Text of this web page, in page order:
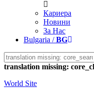
Кариера
Новини
За Нас
Bulgaria /BG
translation missing:
World Site